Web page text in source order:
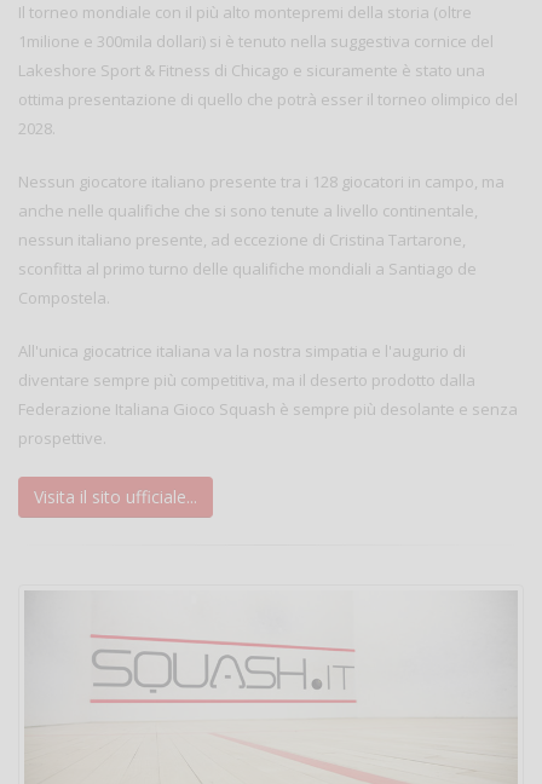
Il torneo mondiale con il più alto montepremi della storia (oltre
1milione e 300mila dollari) si è tenuto nella suggestiva cornice del
Lakeshore Sport & Fitness di Chicago e sicuramente è stato una
ottima presentazione di quello che potrà esser il torneo olimpico del
2028.
Nessun giocatore italiano presente tra i 128 giocatori in campo, ma
anche nelle qualifiche che si sono tenute a livello continentale,
nessun italiano presente, ad eccezione di Cristina Tartarone,
sconfitta al primo turno delle qualifiche mondiali a Santiago de
Compostela.
All'unica giocatrice italiana va la nostra simpatia e l'augurio di
diventare sempre più competitiva, ma il deserto prodotto dalla
Federazione Italiana Gioco Squash è sempre più desolante e senza
prospettive.
Visita il sito ufficiale...